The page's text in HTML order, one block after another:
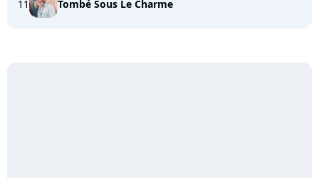
11 Tombé Sous Le Charme